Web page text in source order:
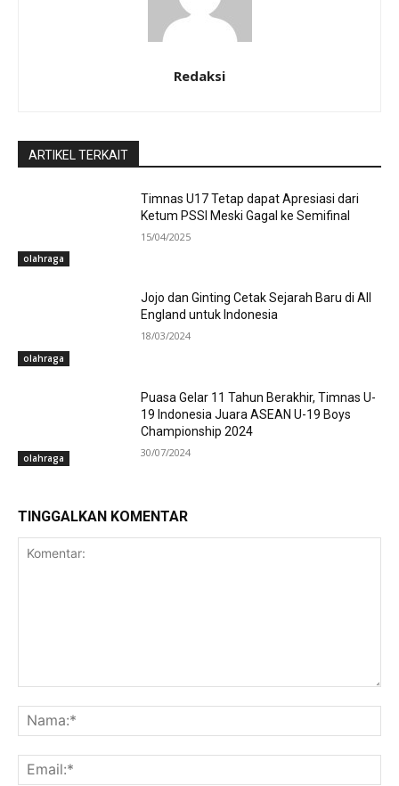
Redaksi
ARTIKEL TERKAIT
olahraga
Timnas U17 Tetap dapat Apresiasi dari
Ketum PSSI Meski Gagal ke Semifinal
15/04/2025
olahraga
Jojo dan Ginting Cetak Sejarah Baru di All
England untuk Indonesia
18/03/2024
olahraga
Puasa Gelar 11 Tahun Berakhir, Timnas U-
19 Indonesia Juara ASEAN U-19 Boys
Championship 2024
30/07/2024
TINGGALKAN KOMENTAR